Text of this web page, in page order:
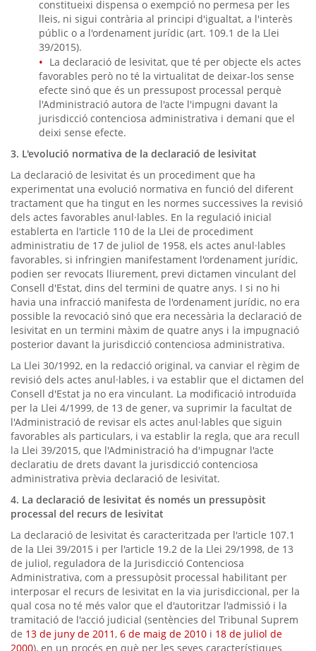
constitueixi dispensa o exempció no permesa per les
lleis, ni sigui contrària al principi d'igualtat, a l'interès
públic o a l'ordenament jurídic (art. 109.1 de la Llei
39/2015).
La declaració de lesivitat, que té per objecte els actes
favorables però no té la virtualitat de deixar-los sense
efecte sinó que és un pressupost processal perquè
l'Administració autora de l'acte l'impugni davant la
jurisdicció contenciosa administrativa i demani que el
deixi sense efecte.
3. L'evolució normativa de la declaració de lesivitat
La declaració de lesivitat és un procediment que ha
experimentat una evolució normativa en funció del diferent
tractament que ha tingut en les normes successives la revisió
dels actes favorables anul·lables. En la regulació inicial
establerta en l'article 110 de la Llei de procediment
administratiu de 17 de juliol de 1958, els actes anul·lables
favorables, si infringien manifestament l'ordenament jurídic,
podien ser revocats lliurement, previ dictamen vinculant del
Consell d'Estat, dins del termini de quatre anys. I si no hi
havia una infracció manifesta de l'ordenament jurídic, no era
possible la revocació sinó que era necessària la declaració de
lesivitat en un termini màxim de quatre anys i la impugnació
posterior davant la jurisdicció contenciosa administrativa.
La Llei 30/1992, en la redacció original, va canviar el règim de
revisió dels actes anul·lables, i va establir que el dictamen del
Consell d'Estat ja no era vinculant. La modificació introduïda
per la Llei 4/1999, de 13 de gener, va suprimir la facultat de
l'Administració de revisar els actes anul·lables que siguin
favorables als particulars, i va establir la regla, que ara recull
la Llei 39/2015, que l'Administració ha d'impugnar l'acte
declaratiu de drets davant la jurisdicció contenciosa
administrativa prèvia declaració de lesivitat.
4. La declaració de lesivitat és només un pressupòsit
processal del recurs de lesivitat
La declaració de lesivitat és caracteritzada per l'article 107.1
de la Llei 39/2015 i per l'article 19.2 de la Llei 29/1998, de 13
de juliol, reguladora de la Jurisdicció Contenciosa
Administrativa, com a pressupòsit processal habilitant per
interposar el recurs de lesivitat en la via jurisdiccional, per la
qual cosa no té més valor que el d'autoritzar l'admissió i la
tramitació de l'acció judicial (sentències del Tribunal Suprem
de 13 de juny de 2011, 6 de maig de 2010 i 18 de juliol de
2000), en un procés en què per les seves característiques